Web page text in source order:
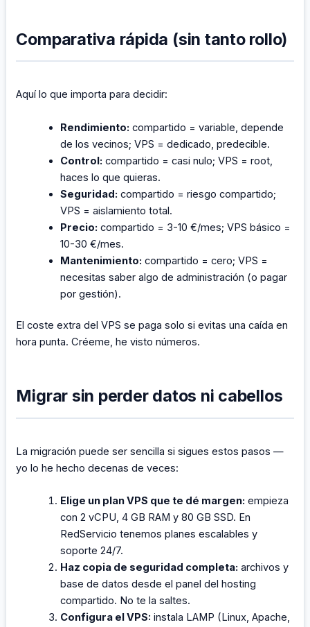
Comparativa rápida (sin tanto rollo)
Aquí lo que importa para decidir:
Rendimiento: compartido = variable, depende
de los vecinos; VPS = dedicado, predecible.
Control: compartido = casi nulo; VPS = root,
haces lo que quieras.
Seguridad: compartido = riesgo compartido;
VPS = aislamiento total.
Precio: compartido = 3-10 €/mes; VPS básico =
10-30 €/mes.
Mantenimiento: compartido = cero; VPS =
necesitas saber algo de administración (o pagar
por gestión).
El coste extra del VPS se paga solo si evitas una caída en
hora punta. Créeme, he visto números.
Migrar sin perder datos ni cabellos
La migración puede ser sencilla si sigues estos pasos —
yo lo he hecho decenas de veces:
Elige un plan VPS que te dé margen: empieza
con 2 vCPU, 4 GB RAM y 80 GB SSD. En
RedServicio tenemos planes escalables y
soporte 24/7.
Haz copia de seguridad completa: archivos y
base de datos desde el panel del hosting
compartido. No te la saltes.
Configura el VPS: instala LAMP (Linux, Apache,